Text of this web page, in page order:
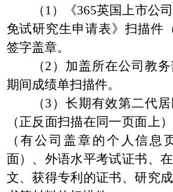
（ 1）《365英国上市公司
免试研究生申请表》 扫描件
签字盖章。
（2 ）加盖所在公司教
期间成绩单扫描件。
（3 ）长期有效第二代
（正反面扫描在同一页面上
（有公司盖章的个人信息
面） 、 外语水平考试证书、
文、获得专利的证书、研究